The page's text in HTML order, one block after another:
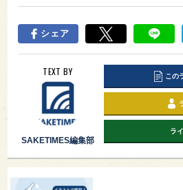
シェア
TEXT BY
SAKETIMES編集部
この
ラ